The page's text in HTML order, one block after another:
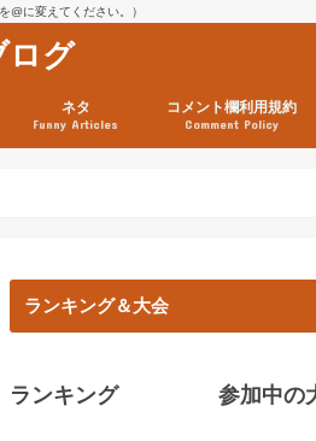
に変えてください。）
ログ
ネタ
Funny Articles
コメント欄利用規約
Comment Policy
ランキング＆大会
ランキング 参加中の